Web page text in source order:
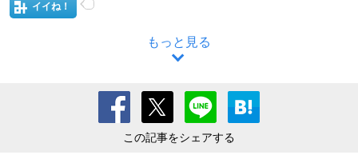
イイね！
もっと見る
この記事をシェアする